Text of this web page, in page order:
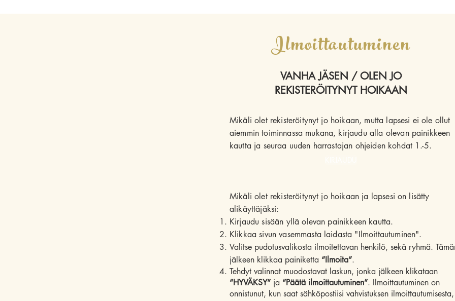
Ilmoittautuminen
VANHA JÄSEN / OLEN JO
REKISTERÖITYNYT HOIKAAN
Mikäli olet rekisteröitynyt jo hoikaan, mutta lapsesi ei ole ollut
aiemmin toiminnassa mukana, kirjaudu alla olevan painikkeen
kautta ja seuraa uuden harrastajan ohjeiden kohdat 1.-5.
Mikäli olet rekisteröitynyt jo hoikaan ja lapsesi on lisätty
alikäyttäjäksi:
Kirjaudu sisään yllä olevan painikkeen kautta.
Klikkaa sivun vasemmasta laidasta "Ilmoittautuminen".
Valitse pudotusvalikosta ilmoitettavan henkilö, sekä ryhmä.
jälkeen klikkaa painiketta “Ilmoita”.
Tehdyt valinnat muodostavat laskun, jonka jälkeen klikataan
“HYVÄKSY” ja “Päätä ilmoittautuminen”. Ilmoittautuminen on
onnistunut, kun saat sähköpostiisi vahvistuksen ilmoittautumisesta,